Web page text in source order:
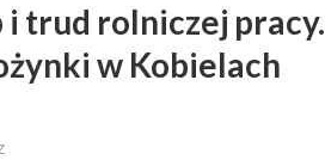
i trud rolniczej pracy.
w Kobielach